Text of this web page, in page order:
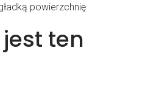
powierzchnię
ten